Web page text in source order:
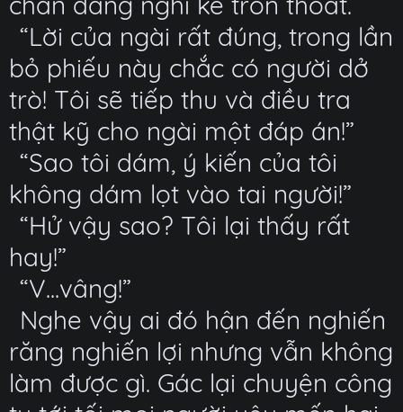
“Lời của ngài rất đúng, trong lần
bỏ phiếu này chắc có người dở
trò! Tôi sẽ tiếp thu và điều tra
thật kỹ cho ngài một đáp án!”
“Sao tôi dám, ý kiến của tôi
không dám lọt vào tai người!”
“Hử vậy sao? Tôi lại thấy rất
hay!”
“V...vâng!”
Nghe vậy ai đó hận đến nghiến
răng nghiến lợi nhưng vẫn không
làm được gì. Gác lại chuyện công